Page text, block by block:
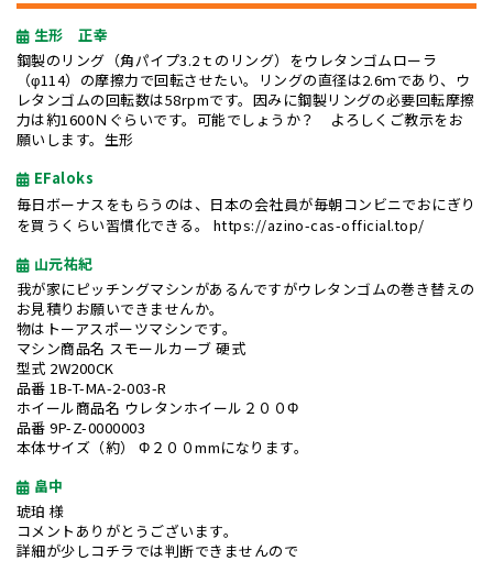
生形 正幸
鋼製のリング（角パイプ3.2ｔのリング）をウレタンゴムローラ
（φ114）の摩擦力で回転させたい。リングの直径は2.6ｍであり、ウ
レタンゴムの回転数は58rpmです。因みに鋼製リングの必要回転摩擦
力は約1600Ｎぐらいです。可能でしょうか？ よろしくご教示をお
願いします。生形
EFaloks
毎日ボーナスをもらうのは、日本の会社員が毎朝コンビニでおにぎり
を買うくらい習慣化できる。 https://azino-cas-official.top/
山元祐紀
我が家にピッチングマシンがあるんですがウレタンゴムの巻き替えの
お見積りお願いできませんか。
物はトーアスポーツマシンです。
マシン商品名 スモールカーブ 硬式
型式 2W200CK
品番 1B-T-MA-2-003-R
ホイール商品名 ウレタンホイール２００Φ
品番 9P-Z-0000003
本体サイズ（約） Φ２００mmになります。
畠中
琥珀 様
コメントありがとうございます。
詳細が少しコチラでは判断できませんので